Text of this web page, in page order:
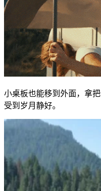
小桌板也能移到外面，拿
受到岁月静好。